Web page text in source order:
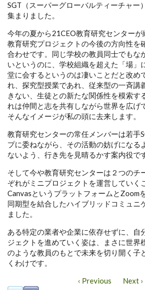
SGT（スーパーグローバルティーチャー
集まりました。
今年の夏から21CEO教育研究センターが
教育研究プロジェクトの今後の方向性を
合わせです。同じ学校の教員同士でもな
いというのに、学校組織を超えた「場」
堂に会するというのは凄いことだと改め
れ、探究型授業であれ、従来型の一斉講
きない、生徒との新たな関係性を模索す
れは仲間と志を共有しながら世界を広げ
そんなイメージが私の頭に去来します。
教育研究センターの常任メンバーは若手
プに委ねながら、その活動の妨げになる
ないよう、行き先を見晴るかす案内役で
そして今や教育研究センターは２つのチ
ぞれがミニプロジェクトを運営していく
CanvasというプラットフォームとZoom
同期型を結合したハイブリッドコミュニ
ました。
ある特定の業者や企業に依存せずに、自
ジェクトを進めていく姿は、まさに世界
のような教員のもとで未来を切り開く子
くわけです。
‹ Previous
Next ›